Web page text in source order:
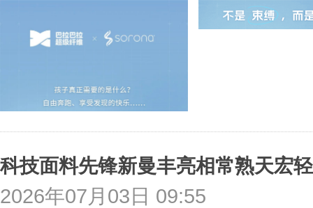
科技面料先锋新曼丰亮相常熟天宏
2026年07月03日 09:55